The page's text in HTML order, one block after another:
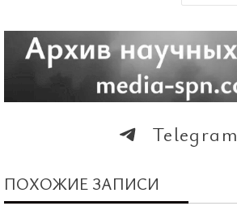
Telegram
ПОХОЖИЕ ЗАПИСИ